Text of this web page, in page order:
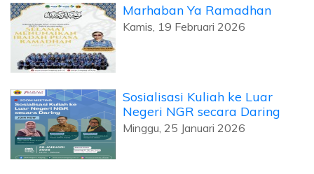
Marhaban Ya Ramadhan
Kamis, 19 Februari 2026
Sosialisasi Kuliah ke Luar
Negeri NGR secara Daring
Minggu, 25 Januari 2026